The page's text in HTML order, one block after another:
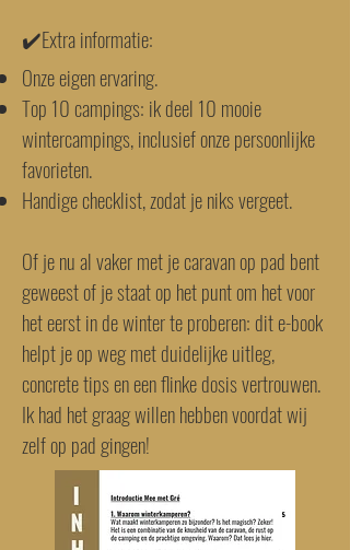
✔️Extra informatie:
Onze eigen ervaring.
Top 10 campings: ik deel 10 mooie
wintercampings, inclusief onze persoonlijke
favorieten.
Handige checklist, zodat je niks vergeet.
Of je nu al vaker met je caravan op pad bent
geweest of je staat op het punt om het voor
het eerst in de winter te proberen: dit e-book
helpt je op weg met duidelijke uitleg,
concrete tips en een flinke dosis vertrouwen.
Ik had het graag willen hebben voordat wij
zelf op pad gingen!